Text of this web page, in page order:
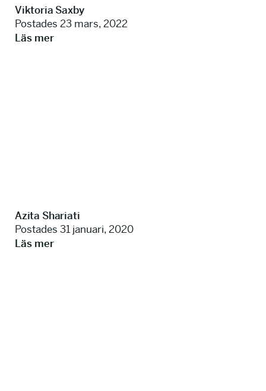
Viktoria Saxby
Postades 23 mars, 2022
Läs mer
Azita Shariati
Postades 31 januari, 2020
Läs mer